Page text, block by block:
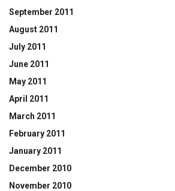
September 2011
August 2011
July 2011
June 2011
May 2011
April 2011
March 2011
February 2011
January 2011
December 2010
November 2010